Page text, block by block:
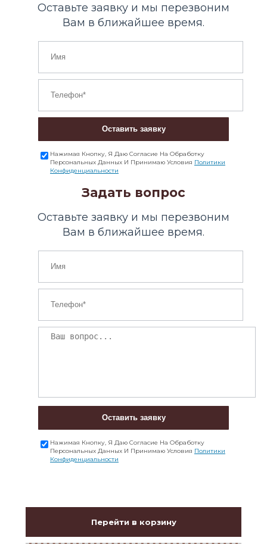
Оставьте заявку и мы перезвоним
Вам в ближайшее время.
Оставить заявку
Нажимая Кнопку, Я Даю Согласие На Обработку
Персональных Данных И Принимаю Условия Политики
Конфиденциальности
Задать вопрос
Оставьте заявку и мы перезвоним
Вам в ближайшее время.
Оставить заявку
Нажимая Кнопку, Я Даю Согласие На Обработку
Персональных Данных И Принимаю Условия Политики
Конфиденциальности
Перейти в корзину